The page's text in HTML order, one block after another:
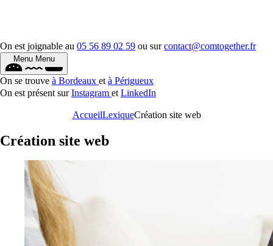
On est joignable au 05 56 89 02 59 ou surcontact@comtogether.fr
Menu Menu
On se trouve à Bordeaux et à Périgueux
On est présent surInstagram et LinkedIn
AccueilLexiqueCréation site web
Création site web